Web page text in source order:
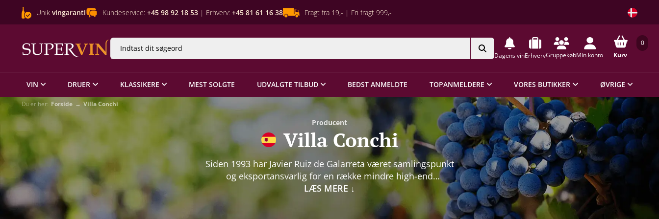
Unik vingaranti Kundeservice: +45 98 92 18 53 | Erhverv: +45 81 61 16 38 Fragt fra 19,- | Fri fragt 999,-
Dagens vinErhvervGruppekøbMin konto
0
Kurv
VIN DRUER KLASSIKERE MEST SOLGTE UDVALGTE TILBUD BEDST ANMELDTE TOPANMELDERE VORES BUTIKKER ØVRIGE
Du er her: Forside Villa Conchi
Producent
Villa Conchi
Siden 1993 har Javier Ruiz de Galarreta været samlingspunkt
og eksportansvarlig for en række mindre high-end
kvalitetsproducenter i Rioja Alavesa og andre førende
spanske vinregioner. Tyve år senere tager Javier Galarretas
spanske vineventyr en ny og festlig drejning. Efter flere års
LÆS MERE ↓